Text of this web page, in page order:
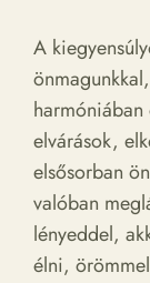
A
harmóniában
elvárások,
elsősorban
valóban
lényeddel,
élni,